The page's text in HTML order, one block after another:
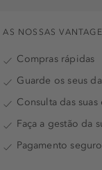
AS NOSSAS
Compras rápidas
Guarde os seus
Consulta das
Faça a gestão da
Pagamento